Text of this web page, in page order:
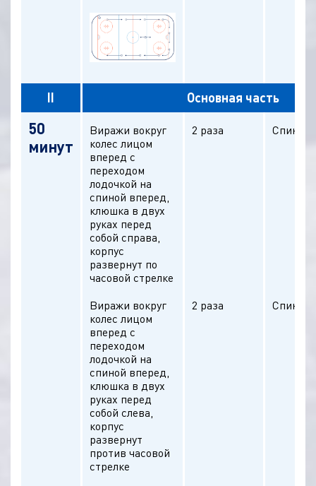
II Основная часть
50
минут
Виражи вокруг
колес лицом
вперед с
переходом
лодочкой на
спиной вперед,
клюшка в двух
руках перед
собой справа,
корпус
развернут по
часовой стрелке
2 раза Спина
Виражи вокруг
колес лицом
вперед с
переходом
лодочкой на
спиной вперед,
клюшка в двух
руках перед
собой слева,
корпус
развернут
против часовой
стрелке
2 раза Спина